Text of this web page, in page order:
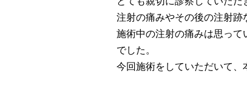
注射の痛みやその後の注射
施術中の注射の痛みは思っ
でした。
今回施術をしていただいて、